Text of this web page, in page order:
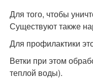
Для того, чтобы
Существуют также
Для профилактики
Ветки при этом
теплой воды).